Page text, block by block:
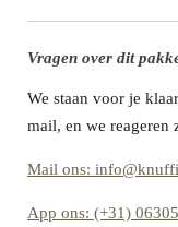
Vragen over dit
We staan voor je
mail, en we reageren
Mail ons:
App ons: (+31)